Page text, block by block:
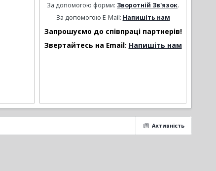
За допомогою форми: Зворотній Зв'язок.
За допомогою E-Mail: Напишіть нам
Запрошуємо до співпраці партнерів!
Звертайтесь на Email: Напишіть нам
Активність